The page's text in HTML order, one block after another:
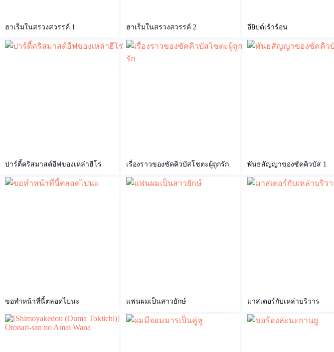
ฮาเร็มในสรวงสวรรค์ 1 ฮาเร็มในสรวงสวรรค์ 2 อียิปต์เร้าร้อน
ปาร์ตี้คริสมาสต์อีฟของเหล่าฮีโร่ เรื่องราวของซัคคิวบัสโชตะผู้ถูกรัก พันธสัญญาของซัคคิวบัส 1
ขอทำหน้าที่นี้ตลอดไปนะ แฟนผมเป็นสาวยักษ์ มาสเตอร์กับเหล่าบริวาร